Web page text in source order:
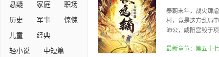
悬疑
家庭
职场
历史
军事
惊悚
儿童
经典
轻小说
中短篇
秦朝末年，战火肆
村，竟是这方乱局
沛公，咸阳宫毁于
最新章节：第五十